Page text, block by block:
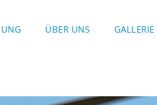
ÜBER UNS GALLERIE